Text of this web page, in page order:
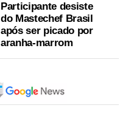
Participante desiste
do Mastechef Brasil
após ser picado por
aranha-marrom